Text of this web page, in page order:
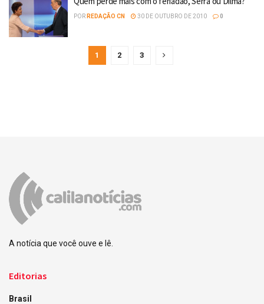
POR REDAÇÃO CN 30 DE OUTUBRO DE 2010 0
1 2 3
A notícia que você ouve e lê.
Editorias
Brasil